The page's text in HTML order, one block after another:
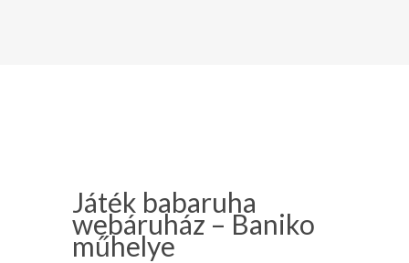
Játék babaruha
webáruház – Baniko
műhelye